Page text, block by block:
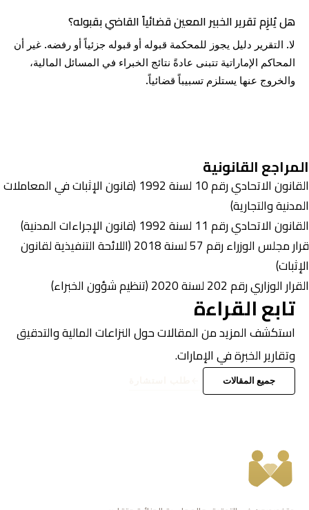
هل يُلزِم تقرير الخبير المعين قضائياً القاضي بقبوله؟
لا. التقرير دليل يجوز للمحكمة قبوله أو قبوله جزئياً أو رفضه. غير أن
المحاكم الإماراتية تتبنى عادةً نتائج الخبراء في المسائل المالية،
والخروج عنها يستلزم تسبيباً قضائياً.
المراجع القانونية
القانون الاتحادي رقم 10 لسنة 1992 (قانون الإثبات في المعاملات
المدنية والتجارية)
القانون الاتحادي رقم 11 لسنة 1992 (قانون الإجراءات المدنية)
قرار مجلس الوزراء رقم 57 لسنة 2018 (اللائحة التنفيذية لقانون
الإثبات)
القرار الوزاري رقم 202 لسنة 2020 (تنظيم شؤون الخبراء)
تابع القراءة
استكشف المزيد من المقالات حول النزاعات المالية والتدقيق
وتقارير الخبرة في الإمارات.
جميع المقالات